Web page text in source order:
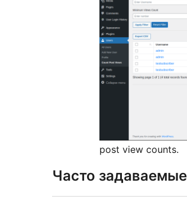
post view counts.
Часто